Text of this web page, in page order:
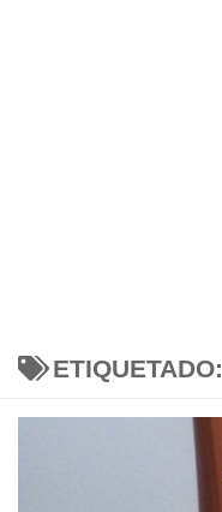
ETIQUETADO: